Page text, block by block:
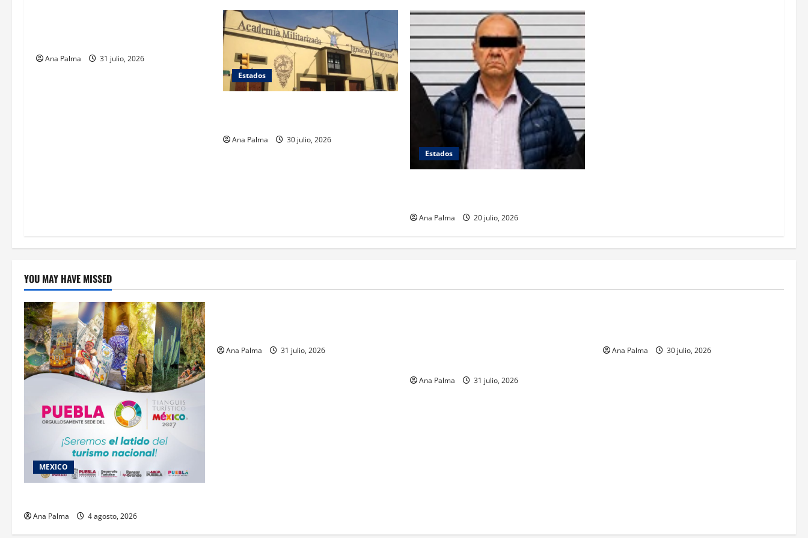
Ana Palma
31 julio, 2026
Estados
Ana Palma
30 julio, 2026
Estados
Ana Palma 20 julio, 2026
YOU MAY HAVE MISSED
MEXICO
Ana Palma 4 agosto, 2026
Ana Palma 31 julio, 2026
Ana Palma 31 julio, 2026
Ana Palma 30 julio, 2026